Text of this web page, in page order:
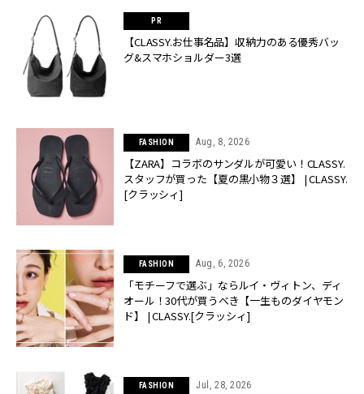
【CLASSY.お仕事名品】収納力のある優秀バッ
グ&スマホショルダー3選
FASHION Aug, 8, 2026
【ZARA】コラボのサンダルが可愛い！CLASSY.
スタッフが買った【夏の黒小物３選】 | CLASSY.
[クラッシィ]
FASHION Aug, 6, 2026
「モチーフで選ぶ」ならルイ・ヴィトン、ディ
オール！30代が買うべき【一生ものダイヤモン
ド】 | CLASSY.[クラッシィ]
FASHION Jul, 28, 2026